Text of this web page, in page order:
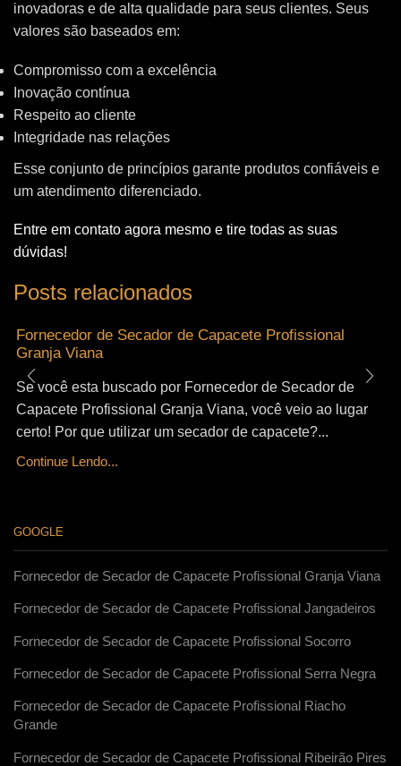
inovadoras e de alta qualidade para seus clientes. Seus
valores são baseados em:
Compromisso com a excelência
Inovação contínua
Respeito ao cliente
Integridade nas relações
Esse conjunto de princípios garante produtos confiáveis e
um atendimento diferenciado.
Entre em contato agora mesmo e tire todas as suas
dúvidas!
Posts relacionados
Fornecedor de Secador de Capacete Profissional
Granja Viana
Se você esta buscado por Fornecedor de Secador de
Capacete Profissional Granja Viana, você veio ao lugar
certo! Por que utilizar um secador de capacete?...
Continue Lendo...
GOOGLE
Fornecedor de Secador de Capacete Profissional Granja Viana
Fornecedor de Secador de Capacete Profissional Jangadeiros
Fornecedor de Secador de Capacete Profissional Socorro
Fornecedor de Secador de Capacete Profissional Serra Negra
Fornecedor de Secador de Capacete Profissional Riacho
Grande
Fornecedor de Secador de Capacete Profissional Ribeirão Pires